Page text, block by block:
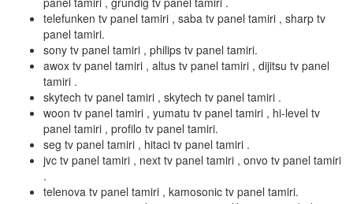
telefunken tv panel tamiri , saba tv panel tamiri , sharp tv
panel tamiri.
sony tv panel tamiri , philips tv panel tamiri.
awox tv panel tamiri , altus tv panel tamiri , dijitsu tv panel
tamiri .
skytech tv panel tamiri , skytech tv panel tamiri .
woon tv panel tamiri , yumatu tv panel tamiri , hi-level tv
panel tamiri , profilo tv panel tamiri.
seg tv panel tamiri , hitaci tv panel tamiri .
jvc tv panel tamiri , next tv panel tamiri , onvo tv panel tamiri
.
telenova tv panel tamiri , kamosonic tv panel tamiri.